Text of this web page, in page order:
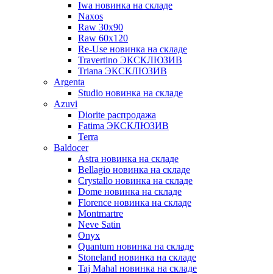
Iwa новинка на складе
Naxos
Raw 30x90
Raw 60х120
Re-Use новинка на складе
Travertino ЭКСКЛЮЗИВ
Triana ЭКСКЛЮЗИВ
Argenta
Studio новинка на складе
Azuvi
Diorite распродажа
Fatima ЭКСКЛЮЗИВ
Terra
Baldoсer
Astra новинка на складе
Bellagio новинка на складе
Crystallo новинка на складе
Dome новинка на складе
Florence новинка на складе
Montmartre
Neve Satin
Onyx
Quantum новинка на складе
Stoneland новинка на складе
Taj Mahal новинка на складе